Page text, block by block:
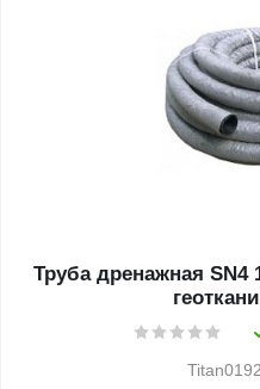
Труба дренажная SN4